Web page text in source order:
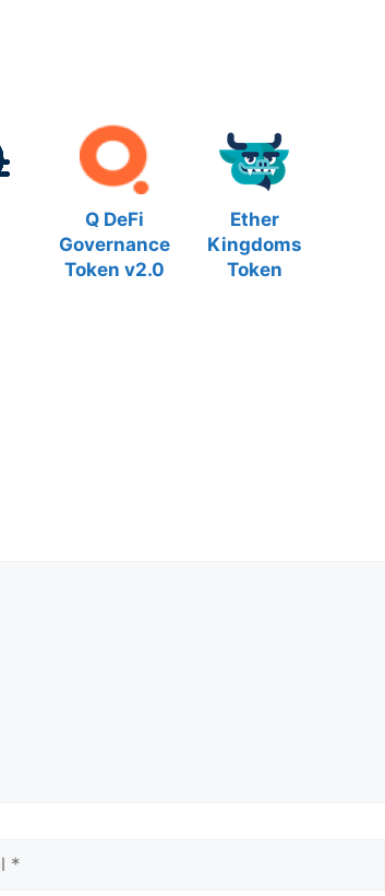
Q DeFi
Governance
Token v2.0
Ether
Kingdoms
Token